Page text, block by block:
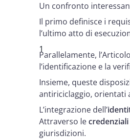
Un confronto
Il primo definisce i
l’ultimo atto di
Parallelamente,
l’identificazione e la
Insieme, queste
antiriciclaggio, orientati
L’integrazione dell’
Attraverso le
giurisdizioni.